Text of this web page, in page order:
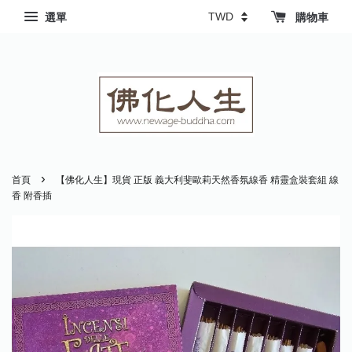
選單 購物車
首頁 ›
【佛化人生】現貨 正版 義大利斐歐莉天然香氛線香 精靈盒裝套組 線
香 附香插